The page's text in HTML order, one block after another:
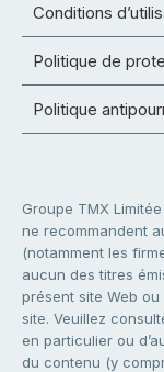
Conditions
Politique de
Politique
Groupe TMX
ne recommandent
(notamment les
aucun des titres
présent site Web
site. Veuillez
en particulier ou
du contenu (y